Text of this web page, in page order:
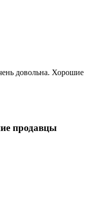
довольна. Хорошие
продавцы